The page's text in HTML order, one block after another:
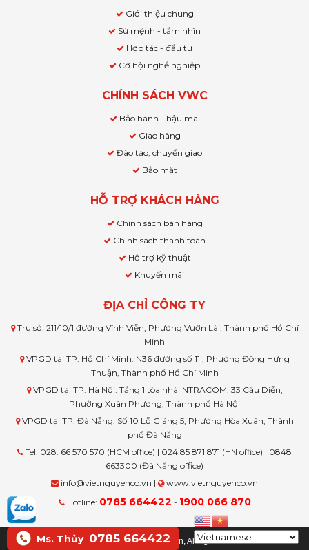
Giới thiệu chung
Sứ mệnh - tầm nhìn
Hợp tác - đầu tư
Cơ hội nghề nghiệp
CHÍNH SÁCH VWC
Bảo hành - hậu mãi
Giao hàng
Đào tạo, chuyển giao
Bảo mật
HỖ TRỢ KHÁCH HÀNG
Chính sách bán hàng
Chính sách thanh toán
Hỗ trợ kỹ thuật
Khuyến mãi
ĐỊA CHỈ CÔNG TY
Trụ sở: 211/10/1 đường Vĩnh Viễn, Phường Vườn Lài, Thành phố Hồ Chí
Minh
VPGD tại TP. Hồ Chí Minh: N36 đường số 11 , Phường Đông Hưng
Thuận, Thành phố Hồ Chí Minh
VPGD tại TP. Hà Nội: Tầng 1 tòa nhà INTRACOM, 33 Cầu Diễn,
Phường Xuân Phương, Thành phố Hà Nội
VPGD tại TP. Đà Nẵng: Số 10 Lỗ Giáng 5, Phường Hòa Xuân, Thành
phố Đà Nẵng
Tel: 028. 66 570 570 (HCM office) | 024.85 871 871 (HN office) | 0848
663300 (Đà Nẵng office)
info@vietnguyenco.vn |
www.vietnguyenco.vn
Hotline: 0785 664422 - 1900 066 870
© Copyright www.vietnguyenco.vn, All rights reserved
Ms. Thủy 0785 664422